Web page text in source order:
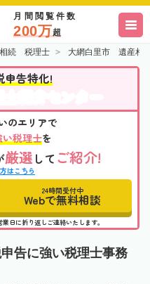
月間閲覧件数
200万超
続 税理士 大網白里市 遺産相
申告特化!
のエリアで
税理士を
厳選 して ご紹介!
はこちら
24時間受付中
Webで無料相談
日に折り返しご連絡いたします。
告に強い税理士事務